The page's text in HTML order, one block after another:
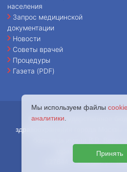
населения
Запрос медицинской
документации
Новости
Советы врачей
Процедуры
Газета (PDF)
© 2026 - Государственное
здравоохранения города Москвы
здравоохранения
127644, г. Москва, ул.
Мы используем файлы
аналитики
Принять